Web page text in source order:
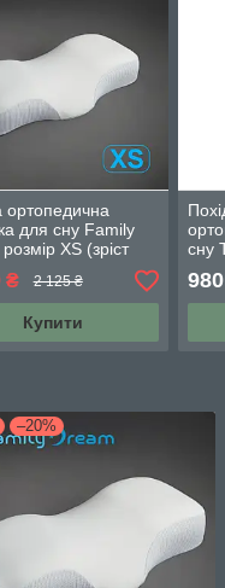
ортопедична
для сну Family
XS (зріст
см) Вік 7-10 років
₴ 2 125 ₴
Купити
сну
980
–20%